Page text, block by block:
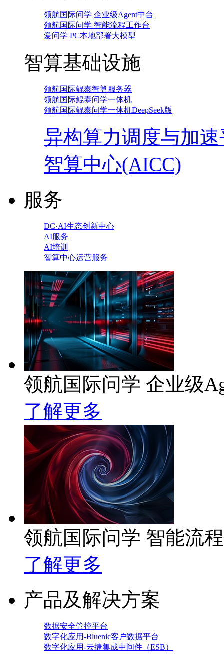
领航国际问学 企业级Agent中台
领航国际问学 智能流程工作台
爱问学 PC本地部署大模型
智算基础设施
领航国际鲲泰智算服务器
领航国际鲲泰问学一体机
领航国际鲲泰问学一体机DeepSeek版
异构算力调度与加
智算中心(AICC)
服务
DC·AI生态创新中心
AI服务
AI培训
智算中心运营服务
领航国际问学 企业级
了解更多
领航国际问学 智能流
了解更多
产品及解决方案
数据安全管控平台
数字化应用-Bluenic客户数据平台
数字化应用-云捷集成中间件（ESB）